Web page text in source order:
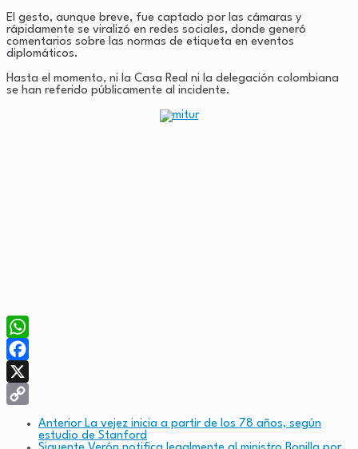
El gesto, aunque breve, fue captado por las cámaras y
rápidamente se viralizó en redes sociales, donde generó
comentarios sobre las normas de etiqueta en eventos
diplomáticos.
Hasta el momento, ni la Casa Real ni la delegación colombiana
se han referido públicamente al incidente.
WhatsApp
Facebook
X
Anterior La vejez inicia a partir de los 78 años, según
estudio de Stanford